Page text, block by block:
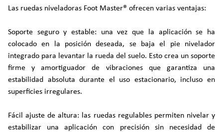
Las ruedas niveladoras Foot Master® ofrecen varias ventajas:
Soporte seguro y estable: una vez que la aplicación se ha
colocado en la posición deseada, se baja el pie nivelador
integrado para levantar la rueda del suelo. Esto crea un soporte
firme y amortiguador de vibraciones que garantiza una
estabilidad absoluta durante el uso estacionario, incluso en
superficies irregulares.
Fácil ajuste de altura: las ruedas regulables permiten nivelar y
estabilizar una aplicación con precisión sin necesidad de